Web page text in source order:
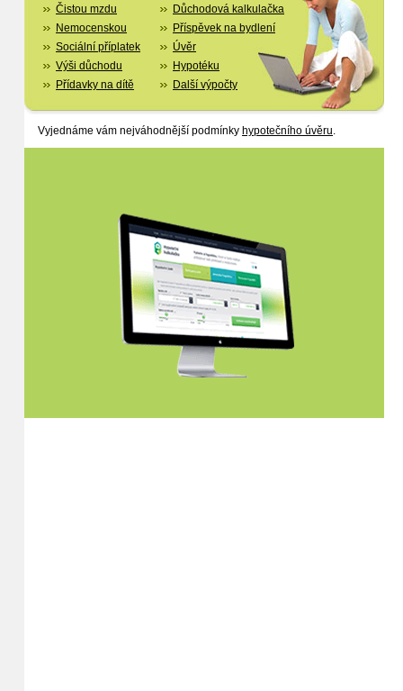
Čistou mzdu
Nemocenskou
Sociální příplatek
Výši důchodu
Přídavky na dítě
Důchodová kalkulačka
Příspěvek na bydlení
Úvěr
Hypotéku
Další výpočty
Vyjednáme vám nejváhodnější podmínky hypotečního úvěru.